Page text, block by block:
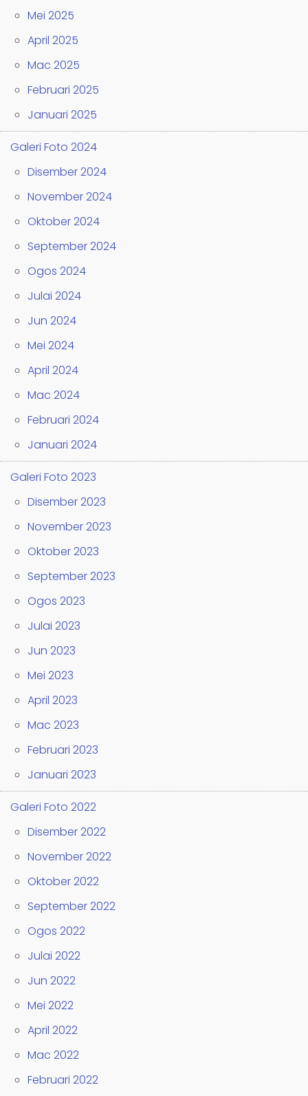
Mei 2025
April 2025
Mac 2025
Februari 2025
Januari 2025
Galeri Foto 2024
Disember 2024
November 2024
Oktober 2024
September 2024
Ogos 2024
Julai 2024
Jun 2024
Mei 2024
April 2024
Mac 2024
Februari 2024
Januari 2024
Galeri Foto 2023
Disember 2023
November 2023
Oktober 2023
September 2023
Ogos 2023
Julai 2023
Jun 2023
Mei 2023
April 2023
Mac 2023
Februari 2023
Januari 2023
Galeri Foto 2022
Disember 2022
November 2022
Oktober 2022
September 2022
Ogos 2022
Julai 2022
Jun 2022
Mei 2022
April 2022
Mac 2022
Februari 2022